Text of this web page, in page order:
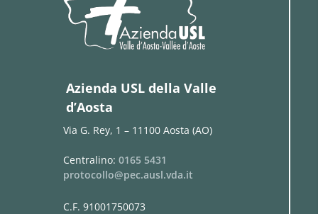
Azienda USL della Valle
d’Aosta
Via G. Rey, 1 – 11100 Aosta (AO)
Centralino: 0165 5431
protocollo@pec.ausl.vda.it
C.F. 91001750073